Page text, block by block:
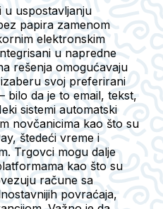
u uspostavljanju
papira zamenom
elektronskim
u napredne
rešenja omogućavaju
svoj preferirani
da je to email, tekst,
sistemi automatski
novčanicima kao što su
štedeći vreme i
Trgovci mogu dalje
kao što su
račune sa
povraćaja,